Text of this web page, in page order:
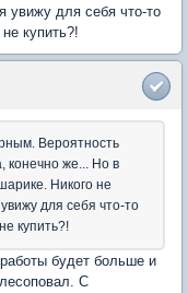
увижу для себя что-то
купить?!
Вероятность
конечно же... Но в
Никого не
для себя что-то
купить?!
будет больше и
С